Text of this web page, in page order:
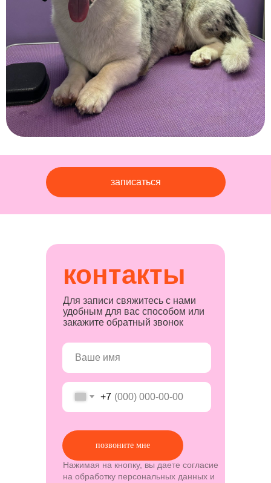
записаться
Для записи свяжитесь с нами
удобным для вас способом или
закажите обратный звонок
Нажимая на кнопку, вы даете согласие
на обработку персональных данных и
контакты
+7
позвоните мне